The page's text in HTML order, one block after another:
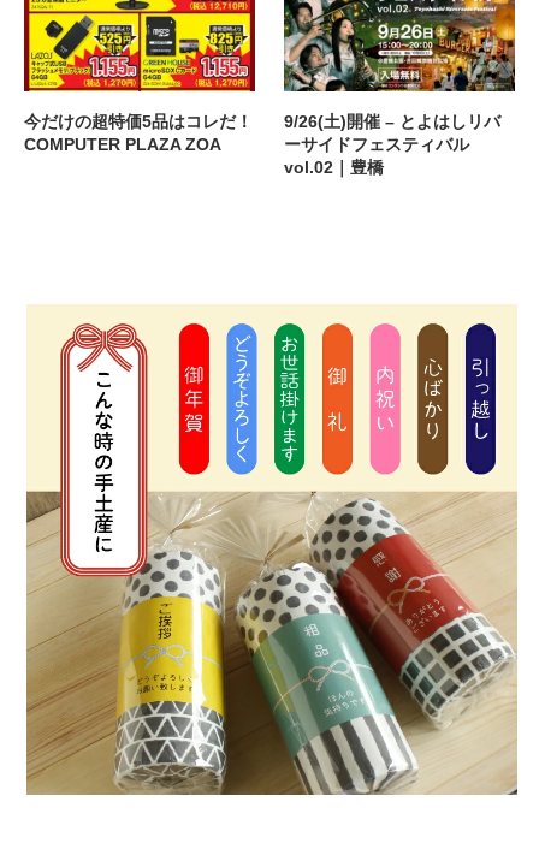
今だけの超特価5品はコレだ！
COMPUTER PLAZA ZOA
9/26(土)開催 – とよはしリバ
ーサイドフェスティバル
vol.02｜豊橋